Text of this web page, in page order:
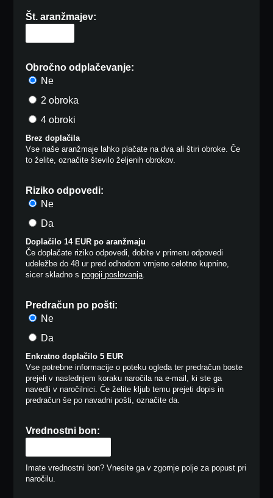
Št. aranžmajev:
Obročno odplačevanje:
Ne
2 obroka
4 obroki
Brez doplačila
Vse naše aranžmaje lahko plačate na dva ali štiri obroke. Če
to želite, označite število željenih obrokov.
Riziko odpovedi:
Ne
Da
Doplačilo 14 EUR po aranžmaju
Če doplačate riziko odpovedi, dobite v primeru odpovedi
udeležbe do 48 ur pred odhodom vrnjeno celotno kupnino,
sicer skladno spogoji poslovanja.
Predračun po pošti:
Ne
Da
Enkratno doplačilo 5 EUR
Vse potrebne informacije o poteku ogleda ter predračun boste
prejeli v naslednjem koraku naročila na e-mail, ki ste ga
navedli v naročilnici. Če želite kljub temu prejeti dopis in
predračun še po navadni pošti, označite da.
Vrednostni bon:
Imate vrednostni bon? Vnesite ga v zgornje polje za popust pri
naročilu.